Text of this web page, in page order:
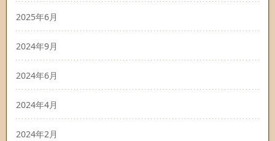
2025年6月
2024年9月
2024年6月
2024年4月
2024年2月